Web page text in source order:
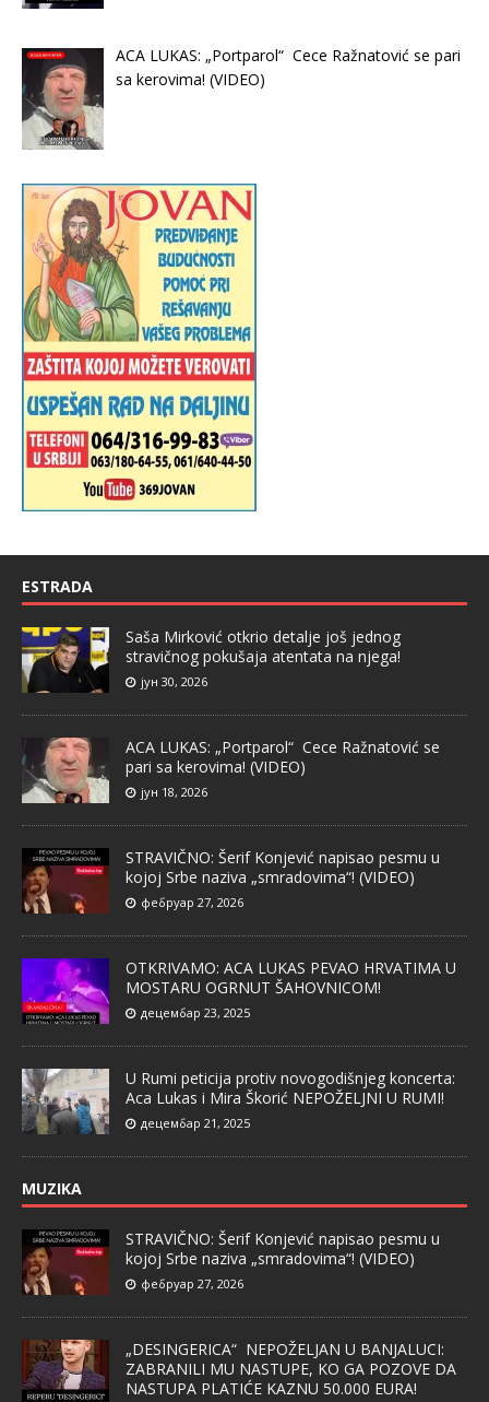
ACA LUKAS: „Portparol“ Cece Ražnatović se pari
sa kerovima! (VIDEO)
ESTRADA
Saša Mirković otkrio detalje još jednog
stravičnog pokušaja atentata na njega!
јун 30, 2026
ACA LUKAS: „Portparol“ Cece Ražnatović se
pari sa kerovima! (VIDEO)
јун 18, 2026
STRAVIČNO: Šerif Konjević napisao pesmu u
kojoj Srbe naziva „smradovima“! (VIDEO)
фебруар 27, 2026
OTKRIVAMO: ACA LUKAS PEVAO HRVATIMA U
MOSTARU OGRNUT ŠAHOVNICOM!
децембар 23, 2025
U Rumi peticija protiv novogodišnjeg koncerta:
Aca Lukas i Mira Škorić NEPOŽELJNI U RUMI!
децембар 21, 2025
MUZIKA
STRAVIČNO: Šerif Konjević napisao pesmu u
kojoj Srbe naziva „smradovima“! (VIDEO)
фебруар 27, 2026
„DESINGERICA“ NEPOŽELJAN U BANJALUCI:
ZABRANILI MU NASTUPE, KO GA POZOVE DA
NASTUPA PLATIĆE KAZNU 50.000 EURA!